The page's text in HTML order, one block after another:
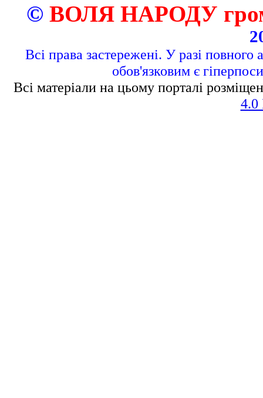
© ВОЛЯ НАРОДУ
Всі права застережені. У разі повного
обов'язковим є
Всі матеріали на цьому порталі
4.0